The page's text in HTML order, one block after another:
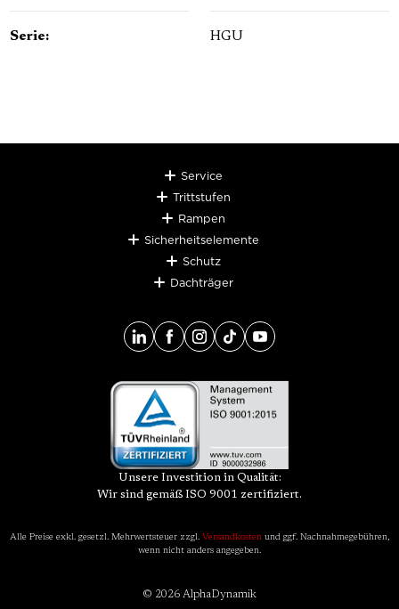
Serie: HGU
Service
Trittstufen
Rampen
Sicherheitselemente
Schutz
Dachträger
Unsere Investition in Qualität:
Wir sind gemäß ISO 9001 zertifiziert.
Alle Preise exkl. gesetzl. Mehrwertsteuer zzgl. Versandkosten und ggf. Nachnahmegebühren,
wenn nicht anders angegeben.
© 2026 AlphaDynamik